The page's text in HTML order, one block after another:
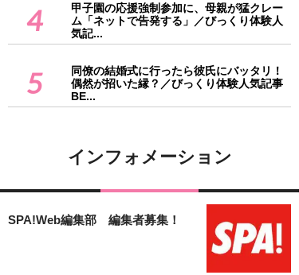
4
甲子園の応援強制参加に、母親が猛クレー
ム「ネットで告発する」／びっくり体験人
気記...
5
同僚の結婚式に行ったら彼氏にバッタリ！
偶然が招いた縁？／びっくり体験人気記事
BE...
インフォメーション
SPA!Web編集部 編集者募集！